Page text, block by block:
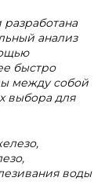
анализ
быстро
между собой
выбора для
воды